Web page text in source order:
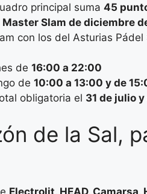
principal suma 45
Master Slam de diciembre
con los del Asturias Pádel
de 16:00 a 22:00
de 10:00 a 13:00 y de
obligatoria el 31 de julio
de la Sal,
Electrolit, HEAD,